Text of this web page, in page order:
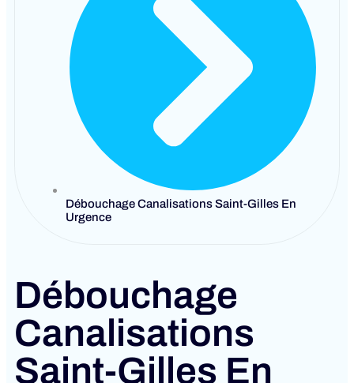
Débouchage Canalisations Saint-Gilles En
Urgence
Débouchage
Canalisations
Saint-Gilles En